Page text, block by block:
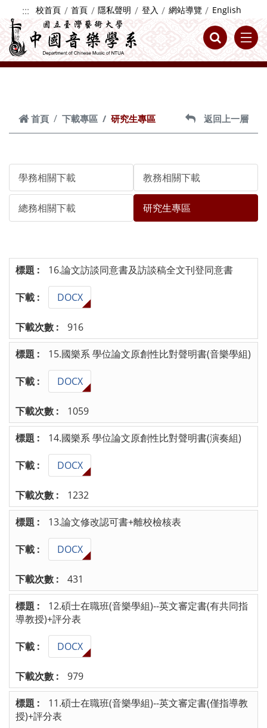
跳到主要內容
::: 校首頁 首頁 隱私聲明 登入 網站導覽 English
首頁 下載專區 研究生專區 返回上一層
學務相關下載 教務相關下載
總務相關下載 研究生專區
16.論文訪談同意書及訪談稿全文刊登同意書
DOCX
916
15.國樂系 學位論文原創性比對聲明書(音樂學組)
DOCX
1059
14.國樂系 學位論文原創性比對聲明書(演奏組)
DOCX
1232
13.論文修改認可書+離校檢核表
DOCX
431
12.碩士在職班(音樂學組)--英文審定書(有共同指
導教授)+評分表
DOCX
979
11.碩士在職班(音樂學組)--英文審定書(僅指導教
授)+評分表